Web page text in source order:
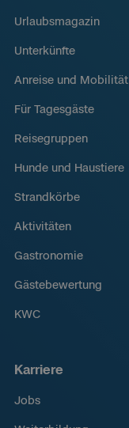
Urlaubsmagazin
Unterkünfte
Anreise und Mobilität
Für Tagesgäste
Reisegruppen
Hunde und Haustiere
Strandkörbe
Aktivitäten
Gastronomie
Gästebewertung
KWC
Karriere
Jobs